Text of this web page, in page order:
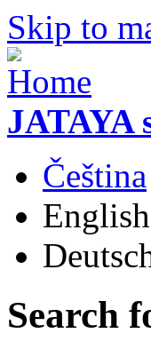
Skip to
JATAYA
Čeština
English
Search